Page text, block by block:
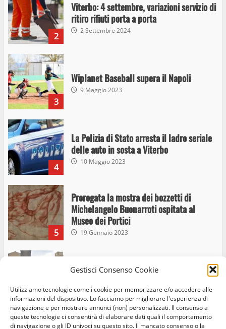
Gestisci Consenso Cookie
Utilizziamo tecnologie come i cookie per memorizzare e/o accedere alle
informazioni del dispositivo. Lo facciamo per migliorare l'esperienza di
navigazione e per mostrare annunci (non) personalizzati. Il consenso a
queste tecnologie ci consentirà di elaborare dati quali il comportamento
di navigazione o gli ID univoci su questo sito. Il mancato consenso o la
2
Viterbo: 4 settembre, variazioni servizio di
ritiro rifiuti porta a porta
2 Settembre 2024
3
Wiplanet Baseball supera il Napoli
9 Maggio 2023
4
La Polizia di Stato arresta il ladro seriale
delle auto in sosta a Viterbo
10 Maggio 2023
5
Prorogata la mostra dei bozzetti di
Michelangelo Buonarroti ospitata al
Museo dei Portici
19 Gennaio 2023
6
Trasporto pubblico locale, trasferimento
capolinea al terminal Riello dal 15 al 17
giugno
15 Giugno 2023